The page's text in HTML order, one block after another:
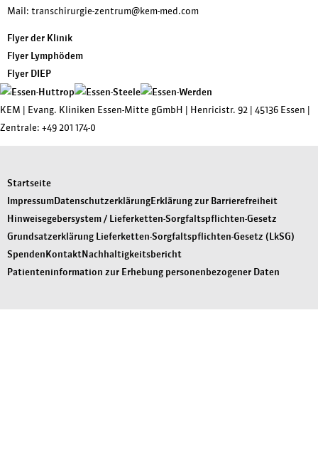
Mail: transchirurgie-zentrum@kem-med.com
Flyer der Klinik
Flyer Lymphödem
Flyer DIEP
KEM | Evang. Kliniken Essen-Mitte gGmbH | Henricistr. 92 | 45136 Essen |
Zentrale: +49 201 174-0
Startseite
ImpressumDatenschutzerklärungErklärung zur Barrierefreiheit
Hinweisegebersystem / Lieferketten-Sorgfaltspflichten-Gesetz
Grundsatzerklärung Lieferketten-Sorgfaltspflichten-Gesetz (LkSG)
SpendenKontaktNachhaltigkeitsbericht
Patienteninformation zur Erhebung personenbezogener Daten